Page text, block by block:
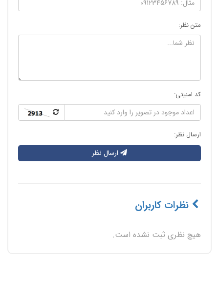
متن نظر:
کد امنیتی:
ارسال نظر:
ارسال نظر
نظرات کاربران
هیچ نظری ثبت نشده است.